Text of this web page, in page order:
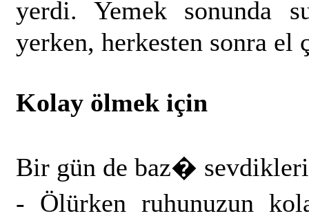
yerdi. Yemek sonunda
yerken, herkesten sonra el
Kolay ölmek için
Bir gün de baz�
- Ölürken ruhunuzun